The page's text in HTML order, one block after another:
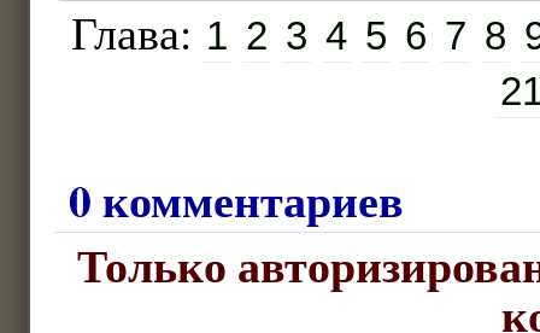
Глава: 1 2 3 4 5 6 7 8
0 комментариев
Только